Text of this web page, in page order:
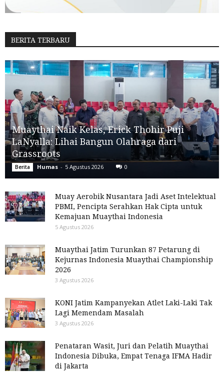
BERITA TERBARU
Muaythai Naik Kelas, Erick Thohir Puji
LaNyalla: Lihai Bangun Olahraga dari
Grassroots
Berita Humas - 5 Agustus 2026 0
Muay Aerobik Nusantara Jadi Aset Intelektual
PBMI, Pencipta Serahkan Hak Cipta untuk
Kemajuan Muaythai Indonesia
5 Agustus 2026
Muaythai Jatim Turunkan 87 Petarung di
Kejurnas Indonesia Muaythai Championship
2026
3 Agustus 2026
KONI Jatim Kampanyekan Atlet Laki-Laki Tak
Lagi Memendam Masalah
3 Agustus 2026
Penataran Wasit, Juri dan Pelatih Muaythai
Indonesia Dibuka, Empat Tenaga IFMA Hadir
di Jakarta